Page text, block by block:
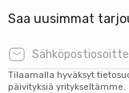
Saa uusimmat
Tilaamalla hyväksyt
päivityksiä yritykseltämme.